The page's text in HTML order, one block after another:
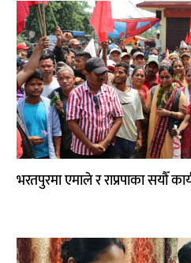
प्रदेश
English
भरतपुरमा एमाले र राप्रपाका सयौँ